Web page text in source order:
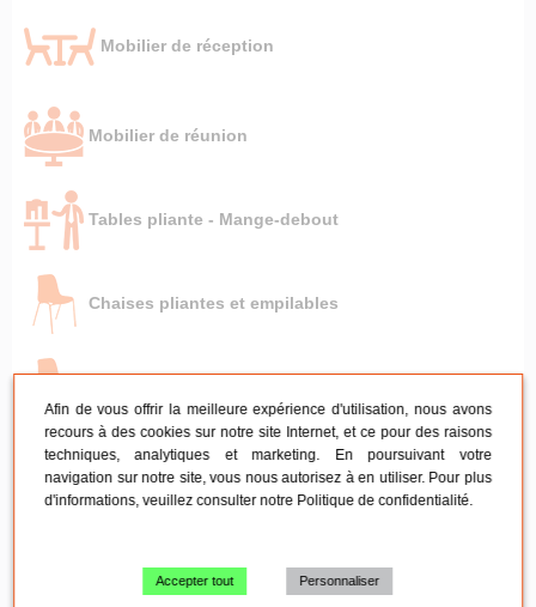
Mobilier de réception
Mobilier de réunion
Tables pliante - Mange-debout
Chaises pliantes et empilables
Entretien du mobilier pliant
Afin de vous offrir la meilleure expérience d'utilisation, nous avons
recours à des cookies sur notre site Internet, et ce pour des raisons
techniques, analytiques et marketing. En poursuivant votre
navigation sur notre site, vous nous autorisez à en utiliser. Pour plus
d'informations, veuillez consulter notre Politique de confidentialité.
Accepter tout Personnaliser